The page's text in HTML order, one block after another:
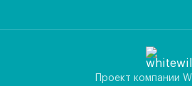
Проект компании